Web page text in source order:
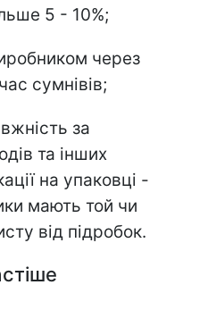
5 - 10%;
через
сумнівів;
за
та інших
на упаковці -
мають той чи
від підробок.